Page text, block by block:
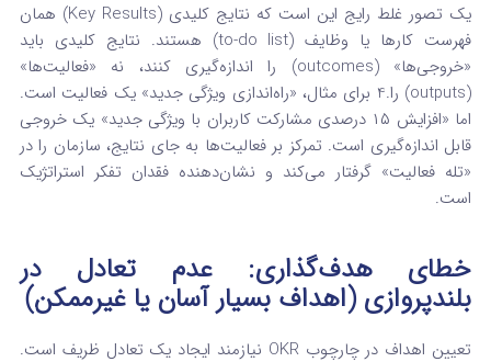
یک تصور غلط رایج این است که نتایج کلیدی (Key Results) همان
فهرست کارها یا وظایف (to-do list) هستند. نتایج کلیدی باید
«خروجی‌ها» (outcomes) را اندازه‌گیری کنند، نه «فعالیت‌ها»
(outputs) را.
4 برای مثال، «راه‌اندازی ویژگی جدید» یک فعالیت است.
اما «افزایش ۱۵ درصدی مشارکت کاربران با ویژگی جدید» یک خروجی
قابل اندازه‌گیری است. تمرکز بر فعالیت‌ها به جای نتایج، سازمان را در
«تله فعالیت» گرفتار می‌کند و نشان‌دهنده فقدان تفکر استراتژیک
است.
خطای هدف‌گذاری: عدم تعادل در
بلندپروازی (اهداف بسیار آسان یا غیرممکن)
تعیین اهداف در چارچوب OKR نیازمند ایجاد یک تعادل ظریف است.